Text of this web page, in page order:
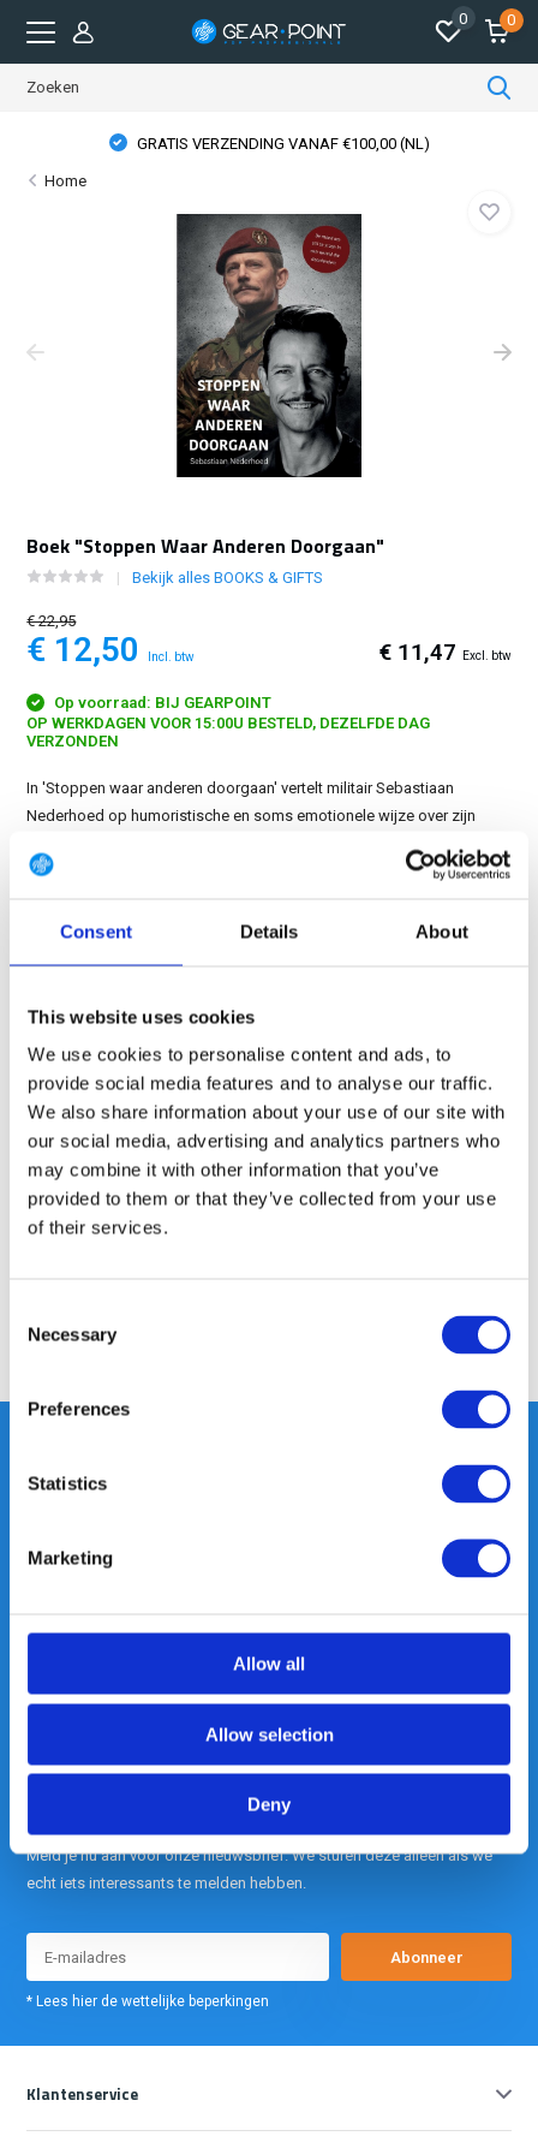
Consent Details About
This website uses cookies
We use cookies to personalise content and ads, to
provide social media features and to analyse our traffic.
We also share information about your use of our site with
our social media, advertising and analytics partners who
may combine it with other information that you’ve
provided to them or that they’ve collected from your use
of their services.
Selection
Necessary
Preferences
Statistics
Marketing
Allow all
Allow selection
Deny
0 0
GRATIS VERZENDING VANAF €100,00 (NL)
Home
Boek "Stoppen Waar Anderen Doorgaan"
Bekijk alles BOOKS & GIFTS
€ 22,95
€ 12,50 Incl. btw € 11,47 Excl. btw
Op voorraad: BIJ GEARPOINT
OP WERKDAGEN VOOR 15:00U BESTELD, DEZELFDE DAG
VERZONDEN
In 'Stoppen waar anderen doorgaan' vertelt militair Sebastiaan
Nederhoed op humoristische en soms emotionele wijze over zijn
verlies....
GRATIS LEVERING VANAF € 100
14 DAGEN RETOURTERMIJN
Productomschrijving
Specificaties
Out of the box met klanten meedenken
Meld je nu aan voor onze nieuwsbrief. We sturen deze alleen als we
echt iets interessants te melden hebben.
Abonneer
* Lees hier de wettelijke beperkingen
Klantenservice